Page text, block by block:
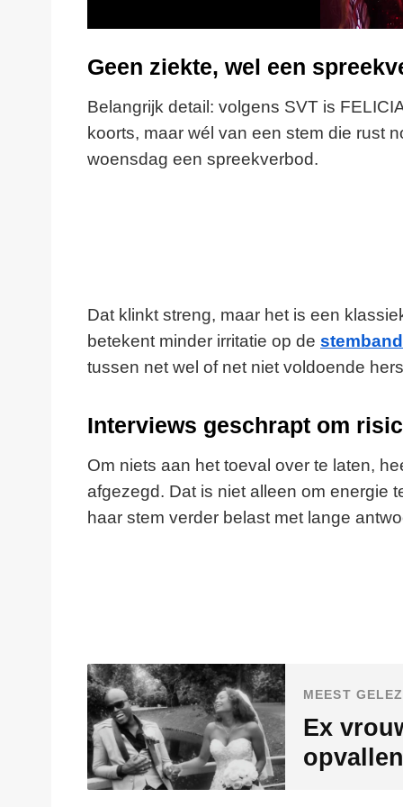
Geen ziekte, wel een
Belangrijk detail: volgens SVT is
koorts, maar wél van een stem die rust
woensdag een spreekverbod.
Dat klinkt streng, maar het is een
betekent minder irritatie op de
tussen net wel of net niet voldoende
Interviews geschrapt om
Om niets aan het toeval over te laten,
afgezegd. Dat is niet alleen om energie
haar stem verder belast met lange
MEEST
Ex